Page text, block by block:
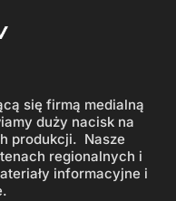
się firmą medialną
duży nacisk na
produkcji. Nasze
regionalnych i
informacyjne i